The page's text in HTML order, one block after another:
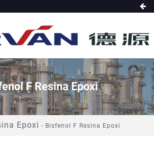
F Resina Epoxi
Epoxi - Bisfenol F Resina Epoxi